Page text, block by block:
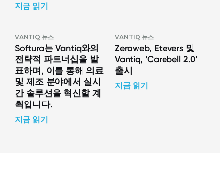
지금 읽기
VANTIQ 뉴스
Softura는 Vantiq와의
전략적 파트너십을 발
표하며, 이를 통해 의료
및 제조 분야에서 실시
간 솔루션을 혁신할 계
획입니다.
지금 읽기
VANTIQ 뉴스
Zeroweb, Etevers 및
Vantiq, ‘Carebell 2.0’
출시
지금 읽기